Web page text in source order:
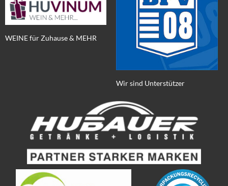
WEINE für Zuhause & MEHR
Wir sind Unterstützer